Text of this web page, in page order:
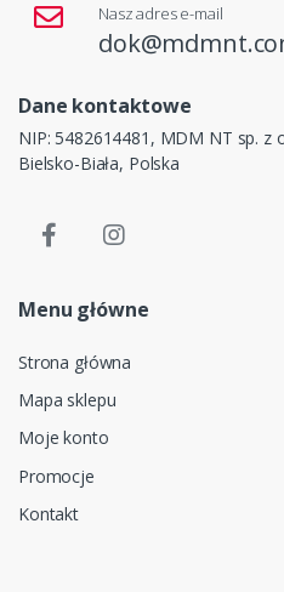
Nasz adres e-mail
Dane kontaktowe
NIP: 5482614481, MDM NT sp. z
Bielsko-Biała, Polska
Menu główne
Strona główna
Mapa sklepu
Moje konto
Promocje
Kontakt